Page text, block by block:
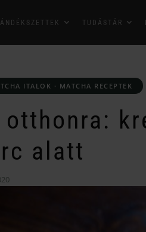
TUDÁSTÁR
ITALOK · MATCHA RECEPTEK
alatt